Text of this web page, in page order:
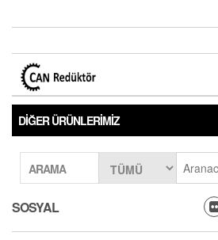
DIĞER ÜRÜNLERIMIZ
ARAMA
SOSYAL